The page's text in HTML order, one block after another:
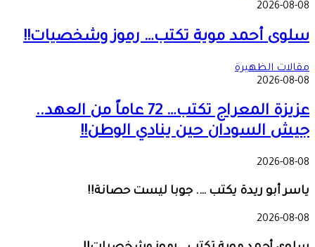
2026-08-08
سلوى أحمد موية تكتب… رموز وشخصيات!!
مقالات الظهيرة
2026-08-08
عزيزة المعراج تكتب… 72 عاماً من العهد..
جيش السودان حين ينادي الوطن!!
2026-08-08
ياسر أبو ريدة يكتب …. جوبا ليست حصانة!!
2026-08-08